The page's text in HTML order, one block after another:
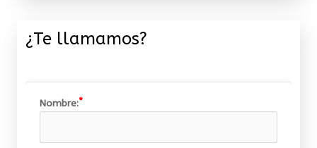
¿Te llamamos?
Nombre: